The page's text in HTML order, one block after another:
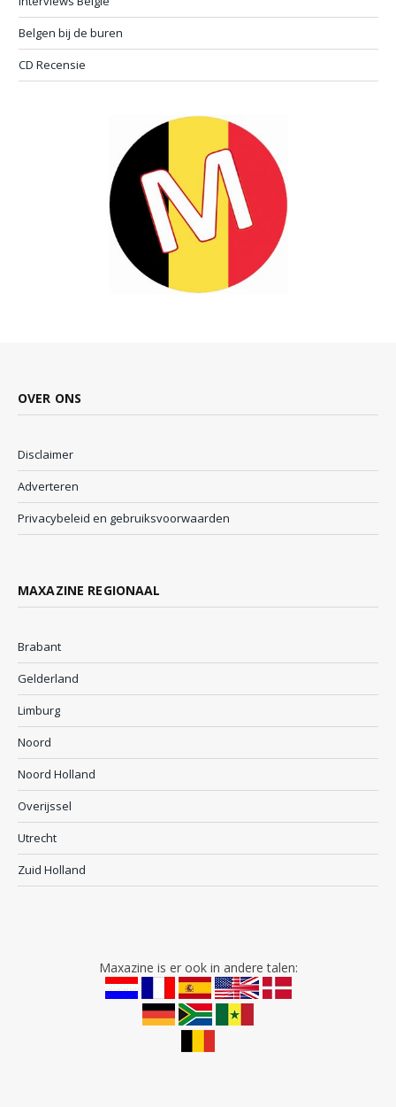
Belgen bij de buren
CD Recensie
OVER ONS
Disclaimer
Adverteren
Privacybeleid en gebruiksvoorwaarden
MAXAZINE REGIONAAL
Brabant
Gelderland
Limburg
Noord
Noord Holland
Overijssel
Utrecht
Zuid Holland
Maxazine is er ook in andere talen: